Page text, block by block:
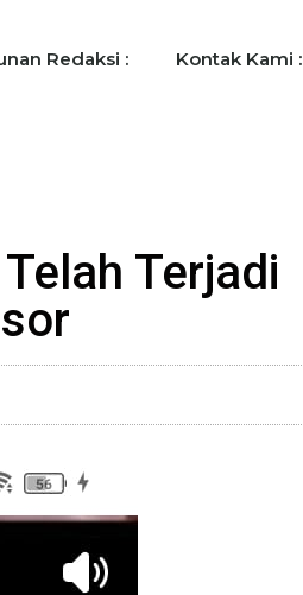
Redaksi : Kontak Kami :
Terjadi